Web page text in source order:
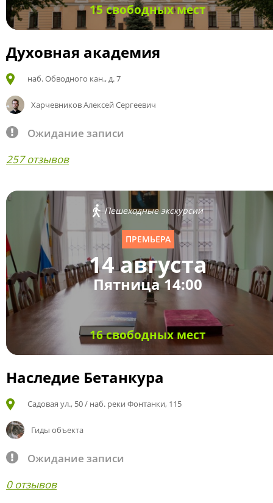
15 свободных мест
Духовная академия
наб. Обводного кан., д. 7
Харчевников Алексей Сергеевич
Ожидание записи
257 отзывов
Пешеходные экскурсии
ПРЕМЬЕРА
14 августа
Пятница 14:00
16 свободных мест
Наследие Бетанкура
Садовая ул., 50 / наб. реки Фонтанки, 115
Гиды объекта
Ожидание записи
0 отзывов